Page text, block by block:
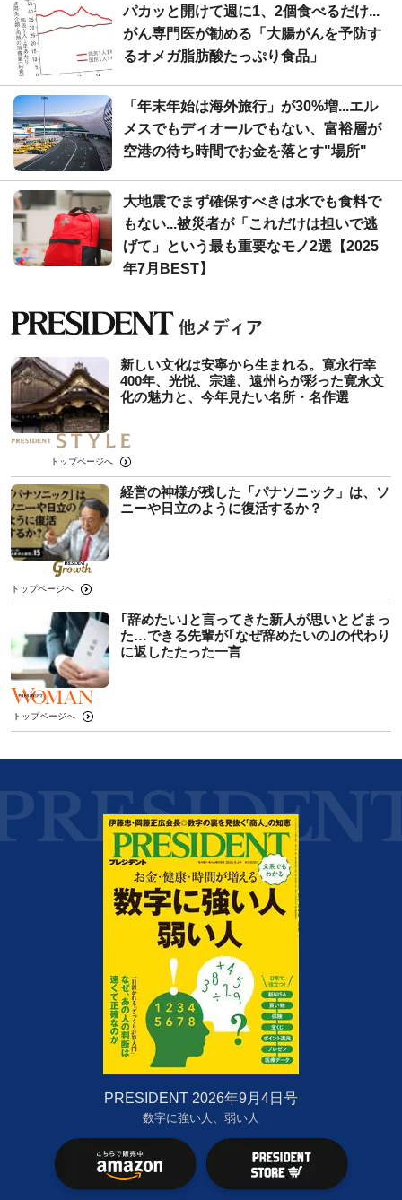
パカッと開けて週に1、2個食べるだけ...
がん専門医が勧める「大腸がんを予防す
るオメガ脂肪酸たっぷり食品」
「年末年始は海外旅行」が30%増...エル
メスでもディオールでもない、富裕層が
空港の待ち時間でお金を落とす"場所"
大地震でまず確保すべきは水でも食料で
もない...被災者が「これだけは担いで逃
げて」という最も重要なモノ2選【2025
年7月BEST】
新しい文化は安寧から生まれる。寛永行幸
400年、光悦、宗達、遠州らが彩った寛永文
化の魅力と、今年見たい名所・名作選
トップページへ
経営の神様が残した「パナソニック」は、ソ
ニーや日立のように復活するか？
トップページへ
｢辞めたい｣と言ってきた新人が思いとどまっ
た…できる先輩が｢なぜ辞めたいの｣の代わり
に返したたった一言
トップページへ
PRESIDENT 2026年9月4日号
数字に強い人、弱い人